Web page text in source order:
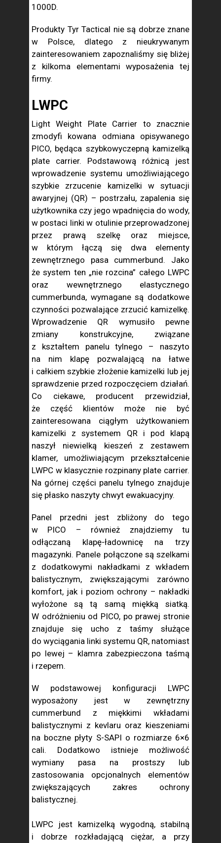
1000D.
Produkty Tyr Tactical nie są dobrze znane
w Polsce, dlatego z nieukrywanym
zainteresowaniem zapoznaliśmy się bliżej
z kilkoma elementami wyposażenia tej
firmy.
LWPC
Light Weight Plate Carrier to znacznie
zmodyfi kowana odmiana opisywanego
PICO, będąca szybkowyczepną kamizelką
plate carrier. Podstawową różnicą jest
wprowadzenie systemu umożliwiającego
szybkie zrzucenie kamizelki w sytuacji
awaryjnej (QR) – postrzału, zapalenia się
użytkownika czy jego wpadnięcia do wody,
w postaci linki w otulinie przeprowadzonej
przez prawą szelkę oraz miejsce,
w którym łączą się dwa elementy
zewnętrznego pasa cummerbund. Jako
że system ten „nie rozcina” całego LWPC
oraz wewnętrznego elastycznego
cummerbunda, wymagane są dodatkowe
czynności pozwalające zrzucić kamizelkę.
Wprowadzenie QR wymusiło pewne
zmiany konstrukcyjne, związane
z kształtem panelu tylnego – naszyto
na nim klapę pozwalającą na łatwe
i całkiem szybkie złożenie kamizelki lub jej
sprawdzenie przed rozpoczęciem działań.
Co ciekawe, producent przewidział,
że część klientów może nie być
zainteresowana ciągłym użytkowaniem
kamizelki z systemem QR i pod klapą
naszył niewielką kieszeń z zestawem
klamer, umożliwiającym przekształcenie
LWPC w klasycznie rozpinany plate carrier.
Na górnej części panelu tylnego znajduje
się płasko naszyty chwyt ewakuacyjny.
Panel przedni jest zbliżony do tego
w PICO – również znajdziemy tu
odłączaną klapę-ładownicę na trzy
magazynki. Panele połączone są szelkami
z dodatkowymi nakładkami z wkładem
balistycznym, zwiększającymi zarówno
komfort, jak i poziom ochrony – nakładki
wyłożone są tą samą miękką siatką.
W odróżnieniu od PICO, po prawej stronie
znajduje się ucho z taśmy służące
do wyciągania linki systemu QR, natomiast
po lewej – klamra zabezpieczona taśmą
i rzepem.
W podstawowej konfiguracji LWPC
wyposażony jest w zewnętrzny
cummerbund z miękkimi wkładami
balistycznymi z kevlaru oraz kieszeniami
na boczne płyty S-SAPI o rozmiarze 6×6
cali. Dodatkowo istnieje możliwość
wymiany pasa na prostszy lub
zastosowania opcjonalnych elementów
zwiększających zakres ochrony
balistycznej.
LWPC jest kamizelką wygodną, stabilną
i dobrze rozkładającą ciężar, a przy